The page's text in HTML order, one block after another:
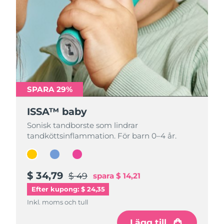
SPARA 29%
ISSA™ baby
Sonisk tandborste som lindrar
tandköttsinflammation. För barn 0–4 år.
$ 34,79 $ 49 spara $ 14,21
Efter kupong: $ 24,35
Inkl. moms och tull
SPARA 29%
ISSA™ baby
Sonisk tandborste som lindrar
tandköttsinflammation. För barn 0–4 år.
$ 34,79 $ 49 spara $ 14,21
Inkl. moms och tull
SPARA 29%
ISSA™ baby
Sonisk tandborste som lindrar
tandköttsinflammation. För barn 0–4 år.
$ 34,79 $ 49 spara $ 14,21
Inkl. moms och tull